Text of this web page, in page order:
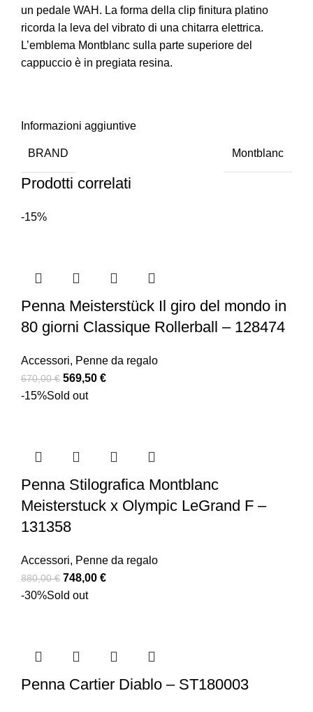
un pedale WAH. La forma della clip finitura platino
ricorda la leva del vibrato di una chitarra elettrica.
L’emblema Montblanc sulla parte superiore del
cappuccio è in pregiata resina.
Informazioni aggiuntive
BRAND Montblanc
Prodotti correlati
-15%
Penna Meisterstück Il giro del mondo in
80 giorni Classique Rollerball – 128474
Accessori, Penne da regalo
670,00€ 569,50 €
-15%Sold out
Penna Stilografica Montblanc
Meisterstuck x Olympic LeGrand F –
131358
Accessori, Penne da regalo
880,00€ 748,00 €
-30%Sold out
Penna Cartier Diablo – ST180003